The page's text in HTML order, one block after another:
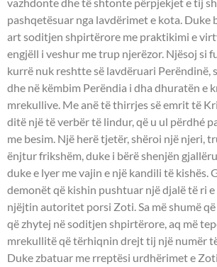
pashqetësuar nga lavdërimet e kota. Duke
art soditjen shpirtërore me praktikimi e
engjëll i veshur me trup njerëzor. Njësoj si
kurrë nuk reshtte së lavdëruari Perëndinë,
dhe në këmbim Perëndia i dha dhuratën e
mrekullive. Me anë të thirrjes së emrit të
ditë një të verbër të lindur, që u ul përdhé
me besim. Një herë tjetër, shëroi një njeri,
ënjtur frikshëm, duke i bërë shenjën
duke e lyer me vajin e një kandili të kishës.
demonët që kishin pushtuar një djalë të ri e
njëjtin autoritet porsi Zoti. Sa më shumë
që zhytej në soditjen shpirtërore, aq më
mrekullitë që tërhiqnin drejt tij një numër
Duke zbatuar me rreptësi urdhërimet e